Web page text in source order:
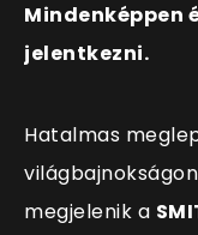
Mindenképpen
jelentkezni.
Hatalmas
megjelenik a